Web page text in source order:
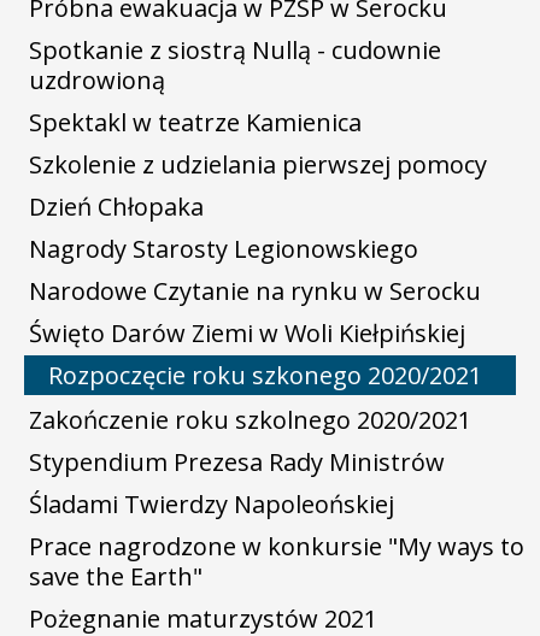
Próbna ewakuacja w PZSP w Serocku
Spotkanie z siostrą Nullą - cudownie
uzdrowioną
Spektakl w teatrze Kamienica
Szkolenie z udzielania pierwszej pomocy
Dzień Chłopaka
Nagrody Starosty Legionowskiego
Narodowe Czytanie na rynku w Serocku
Święto Darów Ziemi w Woli Kiełpińskiej
Rozpoczęcie roku szkonego 2020/2021
Zakończenie roku szkolnego 2020/2021
Stypendium Prezesa Rady Ministrów
Śladami Twierdzy Napoleońskiej
Prace nagrodzone w konkursie "My ways to
save the Earth"
Pożegnanie maturzystów 2021